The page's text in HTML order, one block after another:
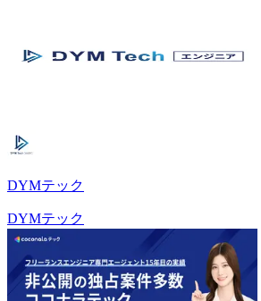
DYMテック
DYMテック